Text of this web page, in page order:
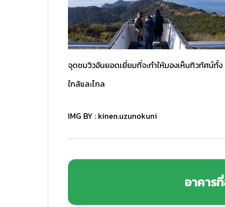
จุดชมวิวอันยอดเยี่ยมที่จะทำให้มองเห็นทิวทัศน์ทั้ง
ใกล้และไกล
IMG BY : kinen.uzunokuni
อาคาร